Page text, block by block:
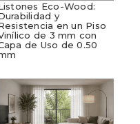
Eco-Wood:
y
en un Piso
de 3 mm con
de Uso de 0.50